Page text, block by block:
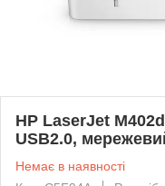
HP LaserJet
USB2.0,
Немає в наявності